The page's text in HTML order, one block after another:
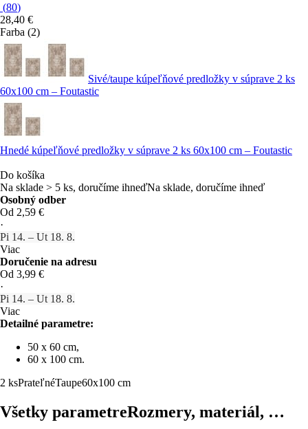
(80)
28,40 €
Farba (2)
Sivé/taupe kúpeľňové predložky v súprave 2 ks
60x100 cm – Foutastic
Hnedé kúpeľňové predložky v súprave 2 ks 60x100 cm – Foutastic
Do košíka
Na sklade > 5 ks, doručíme ihneďNa sklade, doručíme ihneď
Osobný odber
Od 2,59 €
·
Pi 14. – Ut 18. 8.
Viac
Doručenie na adresu
Od 3,99 €
·
Pi 14. – Ut 18. 8.
Viac
Detailné parametre:
50 x 60 cm,
60 x 100 cm.
2 ksPrateľnéTaupe60x100 cm
Všetky parametreRozmery, materiál, …